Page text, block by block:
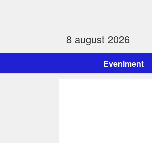
8 august 2026
Eveniment